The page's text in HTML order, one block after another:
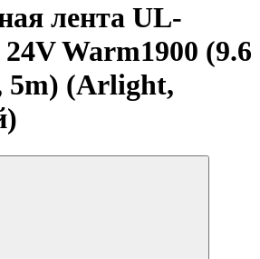
лента UL-
Warm1900 (9.6
5m) (Arlight,